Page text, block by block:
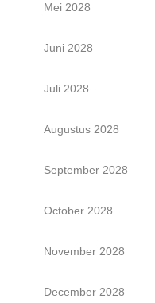
Mei 2028
Juni 2028
Juli 2028
Augustus 2028
September 2028
October 2028
November 2028
December 2028